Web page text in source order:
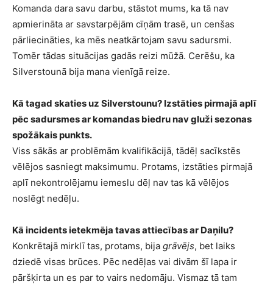
Komanda dara savu darbu, stāstot mums, ka tā nav
apmierināta ar savstarpējām cīņām trasē, un cenšas
pārliecināties, ka mēs neatkārtojam savu sadursmi.
Tomēr tādas situācijas gadās reizi mūžā. Cerēšu, ka
Silverstounā bija mana vienīgā reize.
Kā tagad skaties uz Silverstounu? Izstāties pirmajā aplī
pēc sadursmes ar komandas biedru nav gluži sezonas
spožākais punkts.
Viss sākās ar problēmām kvalifikācijā, tādēļ sacīkstēs
vēlējos sasniegt maksimumu. Protams, izstāties pirmajā
aplī nekontrolējamu iemeslu dēļ nav tas kā vēlējos
noslēgt nedēļu.
Kā incidents ietekmēja tavas attiecības ar Daņilu?
Konkrētajā mirklī tas, protams, bija grāvējs, bet laiks
dziedē visas brūces. Pēc nedēļas vai divām šī lapa ir
pāršķirta un es par to vairs nedomāju. Vismaz tā tam